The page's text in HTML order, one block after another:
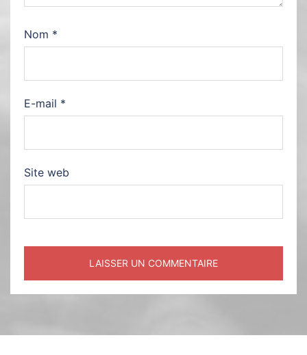
Nom *
E-mail *
Site web